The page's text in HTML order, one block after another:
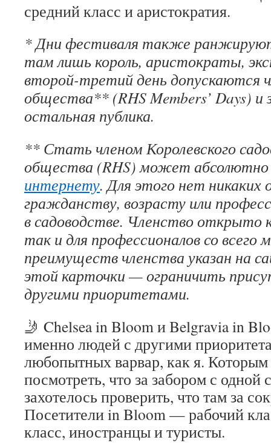
средний класс и аристократия.
* Дни фестиваля также
там лишь король, аристократы,
второй-третий день допускаются
общества** (RHS Members’ Days)
остальная публика.
** Стать членом Королевского
общества (RHS) может абсолютно
интернету. Для этого нет никаких
гражданству, возрасту или
в садоводстве. Членство открыто
так и для профессионалов со всего
преимуществ членства указан на
этой карточки — ограничить
другими приоритетами.
🤳 Chelsea in Bloom и Belgravia in
именно людей с другими
любопытных варвар, как я.
посмотреть, что за забором с одной
захотелось проверить, что там за
Посетители in Bloom — рабочий
класс, иностранцы и туристы.